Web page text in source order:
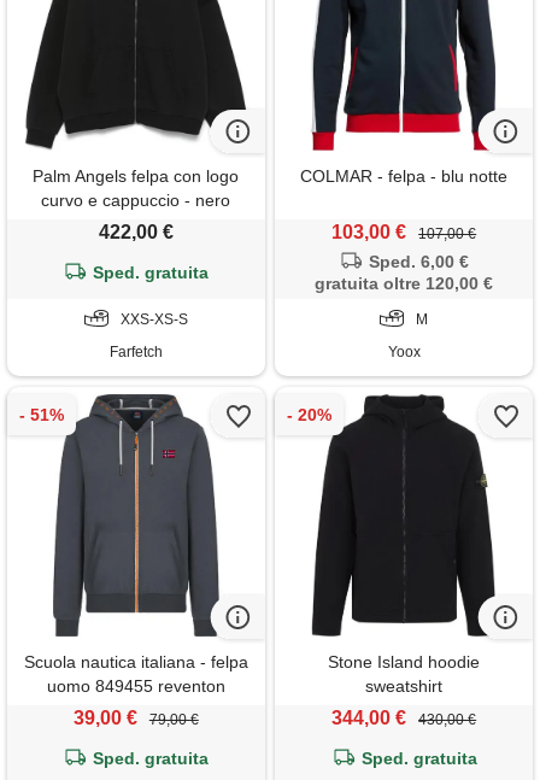
Palm Angels felpa con logo
curvo e cappuccio - nero
422,00 €
Sped. gratuita
XXS-XS-S
Farfetch
COLMAR - felpa - blu notte
103,00 € 107,00 €
Sped. 6,00 €
gratuita oltre 120,00 €
M
Yoox
Scuola nautica italiana - felpa
uomo 849455 reventon
39,00 € 79,00 €
Sped. gratuita
Stone Island hoodie
sweatshirt
344,00 € 430,00 €
Sped. gratuita